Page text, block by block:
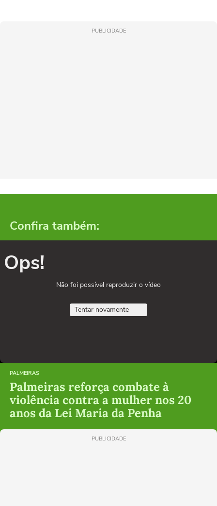
PUBLICIDADE
Confira também:
Ops!
Não foi possível reproduzir o vídeo
Tentar novamente
PALMEIRAS
Palmeiras reforça combate à
violência contra a mulher nos 20
anos da Lei Maria da Penha
PUBLICIDADE